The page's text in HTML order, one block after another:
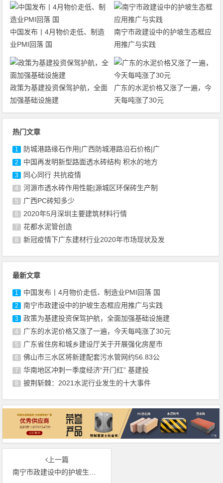
中国发布丨4月物价走低、制造
业PMI回落 国
南宁市政建设中的护坡生态框应
用推广与实践
政策为基建投资保驾护航，全面
加强基础设施建
广东的水泥价格又涨了一遍，今
天每吨涨了30元
热门文章
1 防城港路缘石作用|广西防城港路沿石价格|广
2 中国再发明新型路面透水砖结构 积水的地方
3 同心同行 共抗疫情
4 河源市透水砖作用性能|源城区环保砖生产制
5 广西PC砖知多少
6 2020年5月深圳主要建筑材料行情
7 花都水泥管创造
8 新冠疫情下广东建材行业2020年市场现状及发
最新文章
1 中国发布丨4月物价走低、制造业PMI回落 国
2 南宁市政建设中的护坡生态框应用推广与实践
3 政策为基建投资保驾护航，全面加强基础设施建
4 广东的水泥价格又涨了一遍，今天每吨涨了30元
5 广东省住房和城乡建设厅关于开展强化房屋市
6 佛山市三水区将新建配套污水管网约56.83公
7 华南地区冲刺一季度经济“开门红” 基建投
8 披荆斩棘：2021水泥行业发生的十大事件
上一篇
南宁市政建设中的护坡生态框应用推广与实践